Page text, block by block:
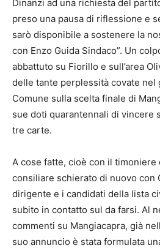
Dinanzi ad una richiesta del
preso una pausa di riflessione e
sarò disponibile a sostenere la
con Enzo Guida Sindaco”. Un
abbattuto su Fiorillo e sull’area
delle tante perplessità covate nel
Comune sulla scelta finale di
sue doti quarantennali di vincere
tre carte.
A cose fatte, cioè con il timoniere
consiliare schierato di nuovo con
dirigente e i candidati della lista
subito in contatto sul da farsi. Al
commenti su Mangiacapra, già
suo annuncio è stata formulata